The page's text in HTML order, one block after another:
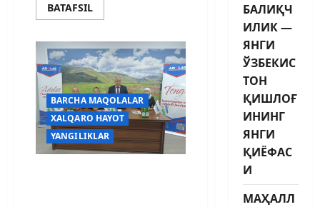
BATAFSIL
BARCHA MAQOLALAR
XALQARO HAYOT
YANGILIKLAR
БАЛИҚЧ
ИЛИК —
ЯНГИ
ЎЗБЕКИС
ТОН
ҚИШЛОҒ
ИНИНГ
ЯНГИ
ҚИЁФАС
И
МАҲАЛЛ